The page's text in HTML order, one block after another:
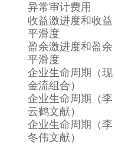
异常审计费用
收益激进度和收益
平滑度
盈余激进度和盈余
平滑度
企业生命周期（现
金流组合）
企业生命周期（李
云鹤文献）
企业生命周期（李
冬伟文献）